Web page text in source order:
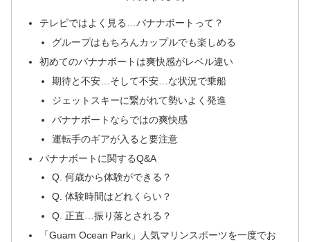
テレビではよく見る…バナナボートって？
グループはもちろんカップルでも楽しめる
初めてのバナナボートは爽快感がレベル違い
期待と不安…そして不安…な状況で乗船
ジェットスキーに繋がれて勢いよく発進
バナナボートならではの爽快感
運転手のギアが入ると要注意
バナナボートに関するQ&A
Q. 何歳から体験ができる？
Q. 体験時間はどれくらい？
Q. 正直…振り落とされる？
「Guam Ocean Park」人気マリンスポーツを一度でお